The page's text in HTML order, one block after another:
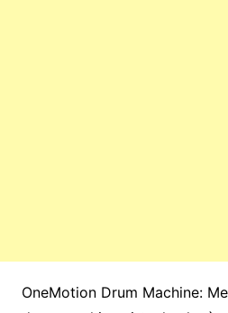
OneMotion Drum Machine: